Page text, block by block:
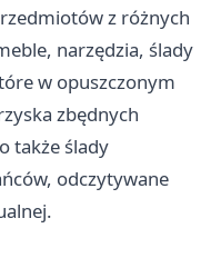
z różnych
narzędzia, ślady
w opuszczonym
zbędnych
także ślady
odczytywane